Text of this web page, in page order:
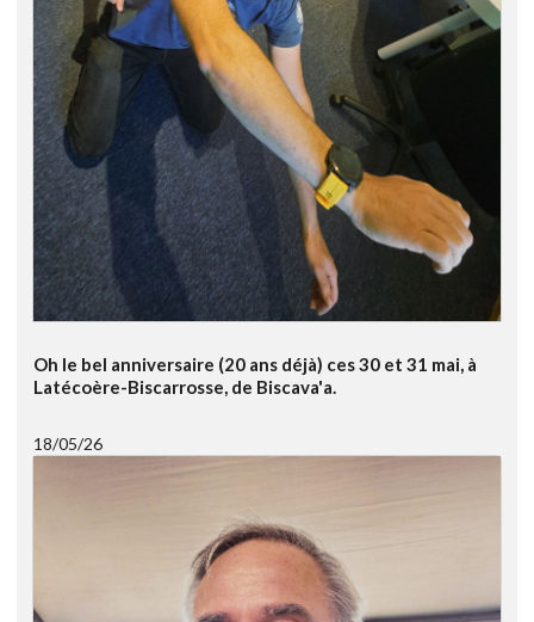
Oh le bel anniversaire (20 ans déjà) ces 30 et 31 mai, à
Latécoère-Biscarrosse, de Biscava'a.
18/05/26